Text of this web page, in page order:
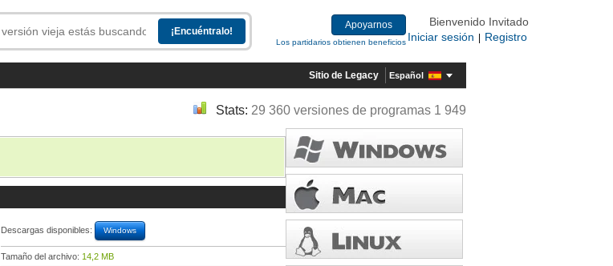
Apoyarnos
Los partidarios obtienen beneficios
Bienvenido Invitado
Iniciar sesión
Registro
Sitio de Legacy Español
Stats: 29 360 versiones de programas 1 949
Descargas disponibles: Windows
Tamaño del archivo: 14,2 MB